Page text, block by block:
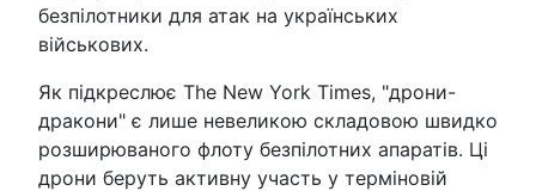
безпілотники для атак на українських
військових.
Як підкреслює The New York Times, "дрони-
дракони" є лише невеликою складовою швидко
розширюваного флоту безпілотних апаратів. Ці
дрони беруть активну участь у терміновій